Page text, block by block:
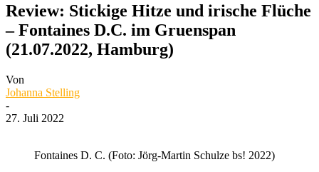
Review: Stickige Hitze und irische Flüche
– Fontaines D.C. im Gruenspan
(21.07.2022, Hamburg)
Von
Johanna Stelling
-
27. Juli 2022
Fontaines D. C. (Foto: Jörg-Martin Schulze bs! 2022)